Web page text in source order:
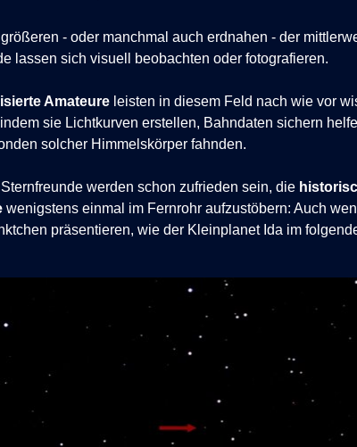
- oder manchmal auch erdnahen - der
lassen sich visuell beobachten oder fotografieren.
Amateureleisten in diesem Feld nach wie vor
sie Lichtkurven erstellen, Bahndaten sichern
solcher Himmelskörper fahnden.
werden schon zufrieden sein, die
wenigstens einmal im Fernrohr aufzustöbern: Auch
präsentieren, wie der Kleinplanet Ida im